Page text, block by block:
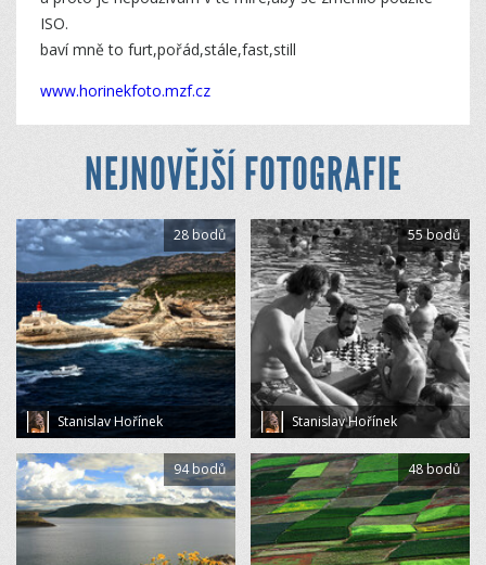
ISO.
baví mně to furt,pořád,stá­le,fast,still
www.horinekfoto.mzf.cz
NEJNOVĚJŠÍ FOTOGRAFIE
Stanislav Hořínek
28 bodů
Stanislav Hořínek
55 bodů
94 bodů 48 bodů